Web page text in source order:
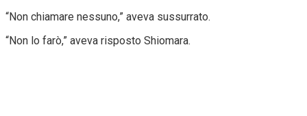
“Non chiamare nessuno,” aveva sussurrato.
“Non lo farò,” aveva risposto Shiomara.